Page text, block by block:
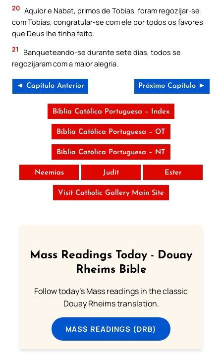
20 Aquior e Nabat, primos de Tobias, foram regozijar-se
com Tobias, congratular-se com ele por todos os favores
que Deus lhe tinha feito.
21
Banqueteando-se durante sete dias, todos se
regozijaram com a maior alegria.
◄ Capítulo Anterior Próximo Capítulo ►
Bíblia Católica Portuguesa – Index
Bíblia Católica Portuguesa – OT
Bíblia Católica Portuguesa – NT
Neemias Judit Ester
Visit Catholic Gallery Main Site
Mass Readings Today - Douay
Rheims Bible
Follow today's Mass readings in the classic
Douay Rheims translation.
MASS READINGS (DRB)